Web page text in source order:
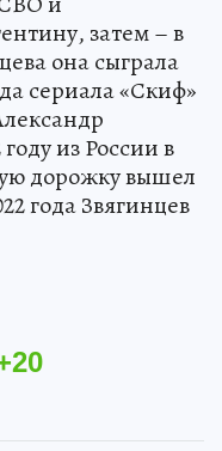
затем – в
она сыграла
сериала «Скиф»
из России в
дорожку вышел
года Звягинцев
20